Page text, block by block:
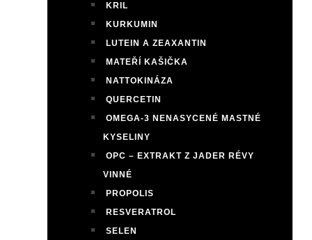
KRIL
KURKUMIN
LUTEIN A ZEAXANTIN
MATEŘÍ KAŠIČKA
NATTOKINÁZA
QUERCETIN
OMEGA-3 NENASYCENÉ MASTNÉ
KYSELINY
OPC – EXTRAKT Z JADER RÉVY
VINNÉ
PROPOLIS
RESVERATROL
SELEN